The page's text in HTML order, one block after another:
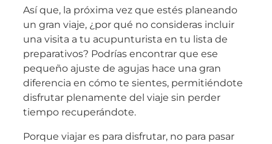
Así que, la próxima vez que estés planeando
un gran viaje, ¿por qué no consideras incluir
una visita a tu acupunturista en tu lista de
preparativos? Podrías encontrar que ese
pequeño ajuste de agujas hace una gran
diferencia en cómo te sientes, permitiéndote
disfrutar plenamente del viaje sin perder
tiempo recuperándote.
Porque viajar es para disfrutar, no para pasar